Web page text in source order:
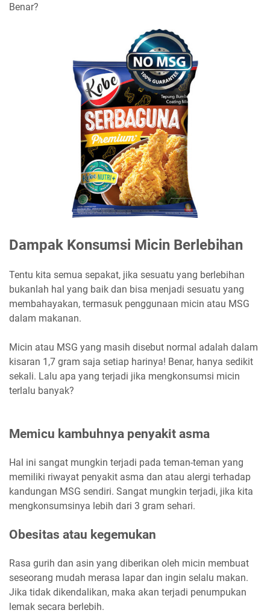
Benar?
Dampak Konsumsi Micin Berlebihan
Tentu kita semua sepakat, jika sesuatu yang berlebihan
bukanlah hal yang baik dan bisa menjadi sesuatu yang
membahayakan, termasuk penggunaan micin atau MSG
dalam makanan.
Micin atau MSG yang masih disebut normal adalah dalam
kisaran 1,7 gram saja setiap harinya! Benar, hanya sedikit
sekali. Lalu apa yang terjadi jika mengkonsumsi micin
terlalu banyak?
Memicu kambuhnya penyakit asma
Hal ini sangat mungkin terjadi pada teman-teman yang
memiliki riwayat penyakit asma dan atau alergi terhadap
kandungan MSG sendiri. Sangat mungkin terjadi, jika kita
mengkonsumsinya lebih dari 3 gram sehari.
Obesitas atau kegemukan
Rasa gurih dan asin yang diberikan oleh micin membuat
seseorang mudah merasa lapar dan ingin selalu makan.
Jika tidak dikendalikan, maka akan terjadi penumpukan
lemak secara berlebih.